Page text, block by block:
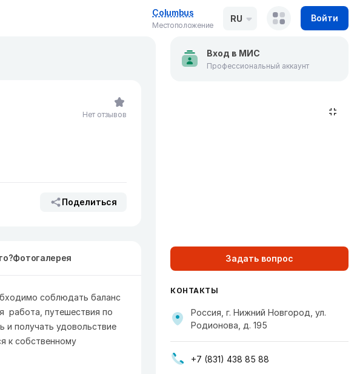
Columbus
Местоположение
RU Войти
Поделиться
Нет отзывов
Фотогалерея
соблюдать баланс
работа, путешествия по
и получать удовольствие
к собственному
Вход в МИС
Профессиональный аккаунт
Задать вопрос
КОНТАКТЫ
Россия, г. Нижний Новгород, ул.
Родионова, д. 195
+7 (831) 438 85 88